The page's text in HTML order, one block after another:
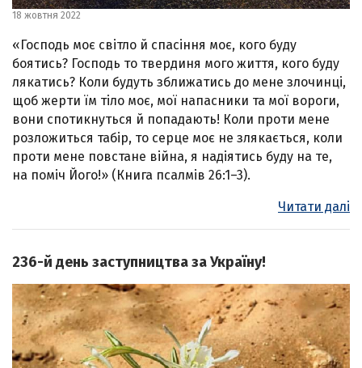
18 жовтня 2022
«Господь моє світло й спасіння моє, кого буду
боятись? Господь то твердиня мого життя, кого буду
лякатись? Коли будуть зближатись до мене злочинці,
щоб жерти їм тіло моє, мої напасники та мої вороги,
вони спотикнуться й попадають! Коли проти мене
розложиться табір, то серце моє не злякається, коли
проти мене повстане війна, я надіятись буду на те,
на поміч Його!» (Книга псалмів 26:1–3).
Читати далі
236-й день заступництва за Україну!